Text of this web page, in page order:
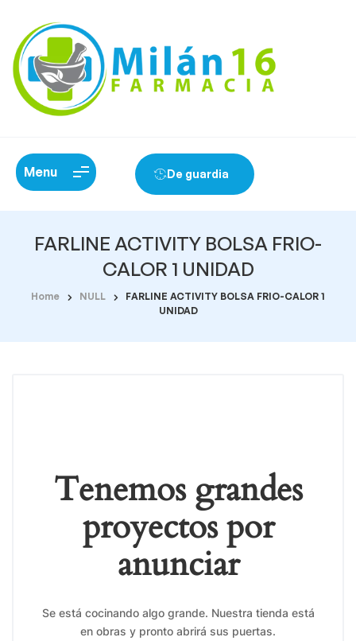
Menu De guardia
FARLINE ACTIVITY BOLSA FRIO-
CALOR 1 UNIDAD
Home NULL
FARLINE ACTIVITY BOLSA FRIO-CALOR 1
UNIDAD
Tenemos grandes
proyectos por
anunciar
Se está cocinando algo grande. Nuestra tienda está
en obras y pronto abrirá sus puertas.